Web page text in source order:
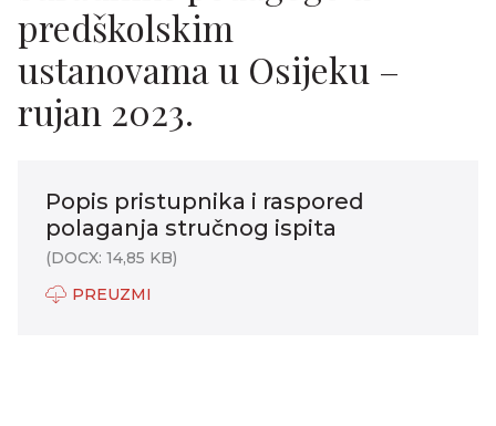
predškolskim
ustanovama u Osijeku –
rujan 2023.
Popis pristupnika i raspored
polaganja stručnog ispita
(DOCX: 14,85 KB)
PREUZMI